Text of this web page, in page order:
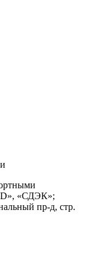
«СДЭК»;
пр-д, стр.